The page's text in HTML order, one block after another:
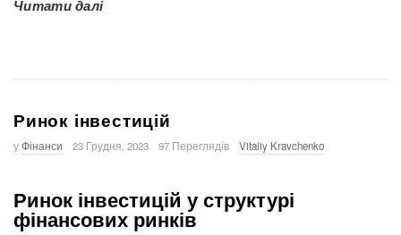
Читати далі
Ринок інвестицій
уФінанси 23 Грудня, 2023 97 Переглядів Vitaliy Kravchenko
Ринок інвестицій у структурі
фінансових ринків